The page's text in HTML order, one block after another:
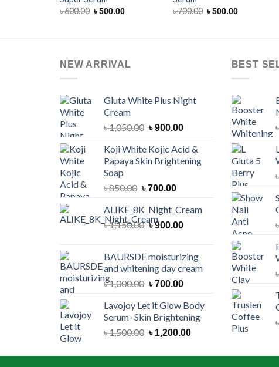
৳600.00 Original
৳500.00Current
৳700.00 Original
৳500.00Current
NEW ARRIVAL
Gluta White Plus Night
Cream
৳1,050.00 Original
was:
৳ 1,050.00.
৳900.00Current
is:
৳ 900.00.
Koji White Kojic Acid &
Papaya Skin Brightening
Soap
৳850.00 Original
was:
৳ 850.00.
৳700.00Current
is:
৳ 700.00.
ALIKE_8K_Night_Cream
৳1,150.00 Original
৳ 1,150.00.
৳900.00Current
৳ 900.00.
BAURSDE moisturizing
and whitening day cream
৳1,000.00 Original
was:
৳ 1,000.00.
৳700.00Current
is:
৳ 700.00.
Lavojoy Let it Glow Body
Serum- Skin Brightening
৳1,500.00 Original
was:
৳ 1,200.00Current
is:
BEST